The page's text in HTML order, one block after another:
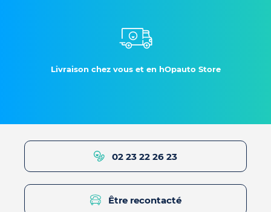
Livraison chez vous et en hOpauto Store
02 23 22 26 23
Être recontacté